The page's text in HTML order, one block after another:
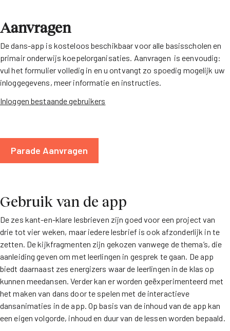
Aanvragen
De dans-app is kosteloos beschikbaar voor alle basisscholen en
primair onderwijs koepelorganisaties. Aanvragen is eenvoudig:
vul het formulier volledig in en u ontvangt zo spoedig mogelijk uw
inloggegevens, meer informatie en instructies.
Inloggen bestaande gebruikers
Parade Aanvragen
Gebruik van de app
De zes kant-en-klare lesbrieven zijn goed voor een project van
drie tot vier weken, maar iedere lesbrief is ook afzonderlijk in te
zetten. De kijkfragmenten zijn gekozen vanwege de thema’s, die
aanleiding geven om met leerlingen in gesprek te gaan. De app
biedt daarnaast zes energizers waar de leerlingen in de klas op
kunnen meedansen. Verder kan er worden geëxperimenteerd met
het maken van dans door te spelen met de interactieve
dansanimaties in de app. Op basis van de inhoud van de app kan
een eigen volgorde, inhoud en duur van de lessen worden bepaald.